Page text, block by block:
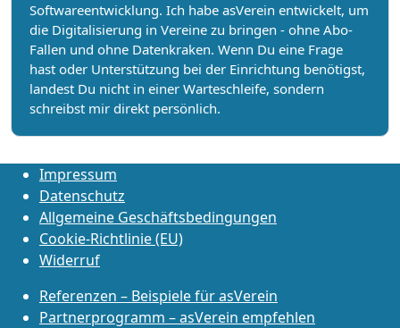
Softwareentwicklung. Ich habe asVerein entwickelt, um
die Digitalisierung in Vereine zu bringen - ohne Abo-
Fallen und ohne Datenkraken. Wenn Du eine Frage
hast oder Unterstützung bei der Einrichtung benötigst,
landest Du nicht in einer Warteschleife, sondern
schreibst mir direkt persönlich.
Impressum
Datenschutz
Allgemeine Geschäftsbedingungen
Cookie-Richtlinie (EU)
Widerruf
Referenzen – Beispiele für asVerein
Partnerprogramm – asVerein empfehlen